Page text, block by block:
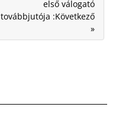
első válogató
továbbjutója :Következő
»